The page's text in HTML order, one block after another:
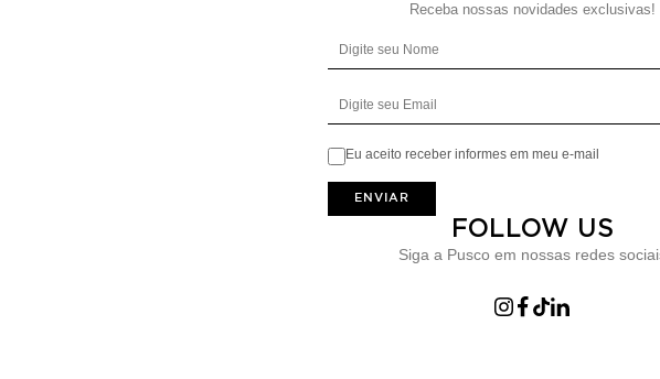
Receba nossas novidades exclusivas!
Eu aceito receber informes em meu e-mail
ENVIAR
FOLLOW US
Siga a Pusco em nossas redes